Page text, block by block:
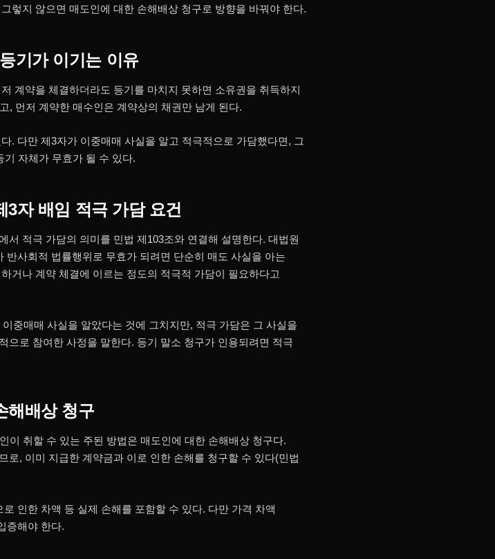
렇지 않으면 매도인에 대한 손해배상 청구로 방향을 바꿔야 한다.
기가 이기는 이유
계약을 체결하더라도 등기를 마치지 못하면 소유권을 취득하지
, 먼저 계약한 매수인은 계약상의 채권만 남게 된다.
. 다만 제3자가 이중매매 사실을 알고 적극적으로 가담했다면, 그
자체가 무효가 될 수 있다.
자 배임 적극 가담 요건
서 적극 가담의 의미를 민법 제103조와 연결해 설명한다. 대법원
반사회적 법률행위로 무효가 되려면 단순히 매도 사실을 아는
거나 계약 체결에 이르는 정도의 적극적 가담이 필요하다고
중매매 사실을 알았다는 것에 그치지만, 적극 가담은 그 사실을
으로 참여한 사정을 말한다. 등기 말소 청구가 인용되려면 적극
해배상 청구
이 취할 수 있는 주된 방법은 매도인에 대한 손해배상 청구다.
로, 이미 지급한 계약금과 이로 인한 손해를 청구할 수 있다(민법
인한 차액 등 실제 손해를 포함할 수 있다. 다만 가격 차액
증해야 한다.